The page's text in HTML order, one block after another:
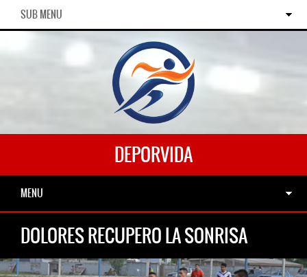
SUB MENU
DEPORVIDA
MENU
DOLORES RECUPERO LA SONRISA